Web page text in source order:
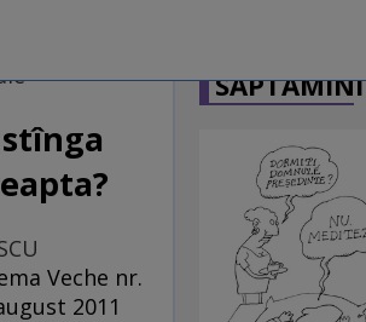
Veche nr.
2011